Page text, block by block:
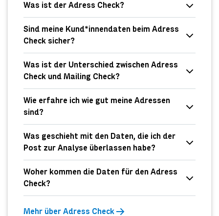
Was ist der Adress Check?
Sind meine Kund*innendaten beim Adress
Check sicher?
Was ist der Unterschied zwischen Adress
Check und Mailing Check?
Wie erfahre ich wie gut meine Adressen
sind?
Was geschieht mit den Daten, die ich der
Post zur Analyse überlassen habe?
Woher kommen die Daten für den Adress
Check?
Mehr über Adress Check